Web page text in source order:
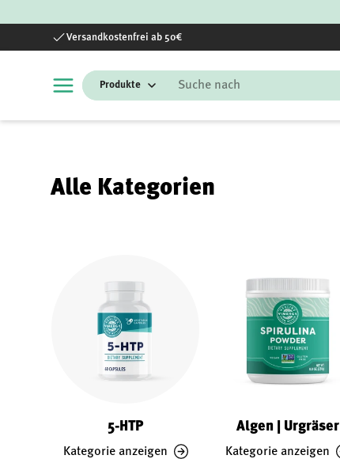
Direkt zum Inhalt
Versandkostenfrei ab 50€
Suchen
Alle Kategorien
5-HTP
Kategorie anzeigen
Algen | Urgräser
Kategorie anzeigen